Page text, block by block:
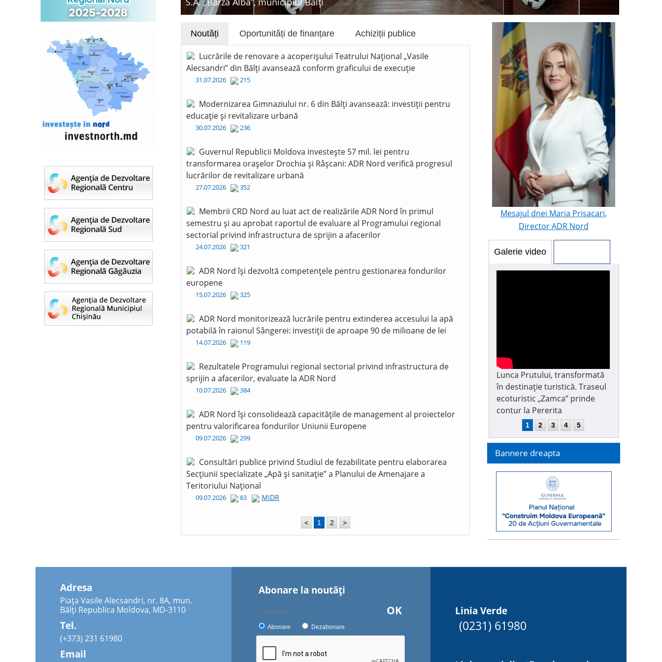
Noutăți Oportunități de finanțare Achiziții publice
Lucrările de renovare a acoperișului Teatrului Național „Vasile
Alecsandri” din Bălți avansează conform graficului de execuție
31.07.2026 215
Modernizarea Gimnaziului nr. 6 din Bălți avansează: investiții pentru
educație și revitalizare urbană
30.07.2026 236
Guvernul Republicii Moldova investește 57 mil. lei pentru
transformarea orașelor Drochia și Râșcani: ADR Nord verifică progresul
lucrărilor de revitalizare urbană
27.07.2026 352
Membrii CRD Nord au luat act de realizările ADR Nord în primul
semestru și au aprobat raportul de evaluare al Programului regional
sectorial privind infrastructura de sprijin a afacerilor
24.07.2026 321
ADR Nord își dezvoltă competențele pentru gestionarea fondurilor
europene
15.07.2026 325
ADR Nord monitorizează lucrările pentru extinderea accesului la apă
potabilă în raionul Sângerei: investiții de aproape 90 de milioane de lei
14.07.2026 119
Rezultatele Programului regional sectorial privind infrastructura de
sprijin a afacerilor, evaluate la ADR Nord
10.07.2026 384
ADR Nord își consolidează capacitățile de management al proiectelor
pentru valorificarea fondurilor Uniunii Europene
09.07.2026 299
Consultări publice privind Studiul de fezabilitate pentru elaborarea
Secțiunii specializate „Apă și sanitație” a Planului de Amenajare a
Teritoriului Național
09.07.2026 83 MIDR
< 1 2 >
Mesajul dnei Maria Prisacari,
Director ADR Nord
Galerie video
Lunca Prutului, transformată
în destinație turistică. Traseul
ecoturistic „Zamca” prinde
contur la Pererita
1 2 3 4 5
Bannere dreapta
Adresa
Piața Vasile Alecsandri, nr. 8A, mun.
Bălți Republica Moldova, MD-3110
Tel.
(+373) 231 61980
Email
Abonare la noutăţi
OK
Abonare Dezabonare
Linia Verde
(0231) 61980